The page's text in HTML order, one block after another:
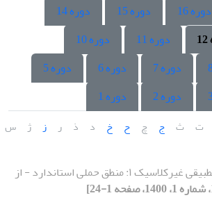
دوره 16 دوره 15
دوره 14
دوره 11
دوره 10
دوره 7 دوره 6
دوره 5
دوره 2 دوره 1
ت ث ج چ ح خ د ذ ر ز ژ س
منطق تطبیقی غیرکلاسیک ۱: منطق حملی استاندارد - از